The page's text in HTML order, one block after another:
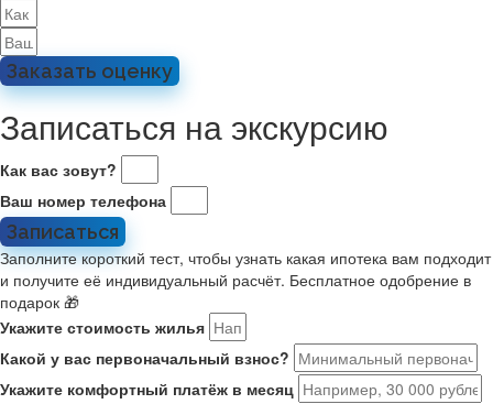
Заказать оценку
Записаться на экскурсию
Как вас зовут?
Ваш номер телефона
Записаться
Заполните короткий тест, чтобы узнать какая ипотека вам подходит
и получите её индивидуальный расчёт. Бесплатное одобрение в
подарок 🎁
Укажите стоимость жилья
Какой у вас первоначальный взнос?
Укажите комфортный платёж в месяц